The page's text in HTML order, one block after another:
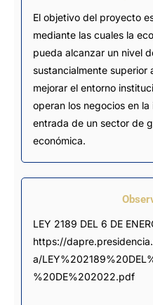
El objetivo del proyecto
mediante las cuales la
pueda alcanzar un nivel
sustancialmente superior
mejorar el entorno
operan los negocios en
entrada de un sector de
económica.
LEY 2189 DEL 6 DE
https://
a/
%20DE%202022.pdf